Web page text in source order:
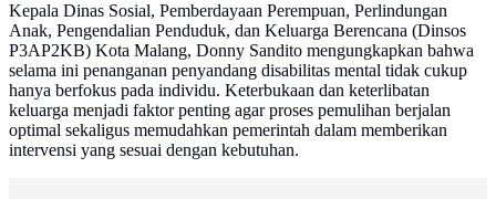
Kepala Dinas Sosial, Pemberdayaan Perempuan, Perlindungan
Anak, Pengendalian Penduduk, dan Keluarga Berencana (Dinsos
P3AP2KB) Kota Malang, Donny Sandito mengungkapkan bahwa
selama ini penanganan penyandang disabilitas mental tidak cukup
hanya berfokus pada individu. Keterbukaan dan keterlibatan
keluarga menjadi faktor penting agar proses pemulihan berjalan
optimal sekaligus memudahkan pemerintah dalam memberikan
intervensi yang sesuai dengan kebutuhan.